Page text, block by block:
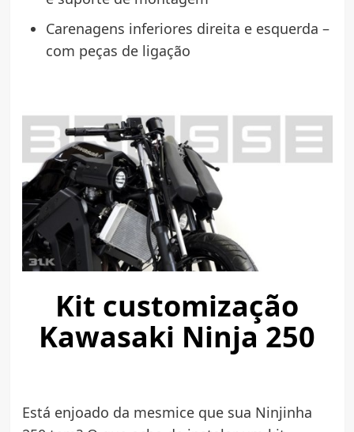
Carenagens inferiores direita e esquerda –
com peças de ligação
Kit customização
Kawasaki Ninja 250
Está enjoado da mesmice que sua Ninjinha